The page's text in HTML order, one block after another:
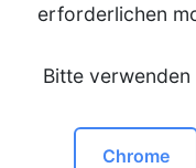
erforderlichen
Bitte verwenden
Chrome